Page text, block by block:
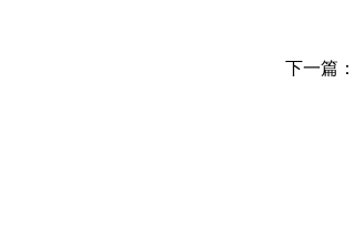
下一篇：